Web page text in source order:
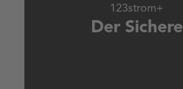
123strom+
Der Sichere